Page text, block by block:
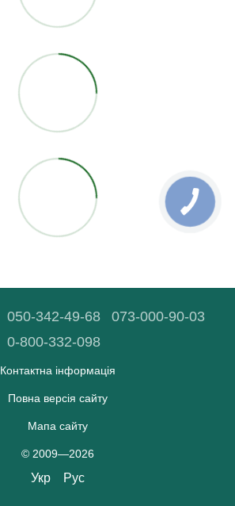
050-342-49-68
073-000-90-03
0-800-332-098
Контактна інформація
Повна версія сайту
Мапа сайту
© 2009—2026
Укр Рус